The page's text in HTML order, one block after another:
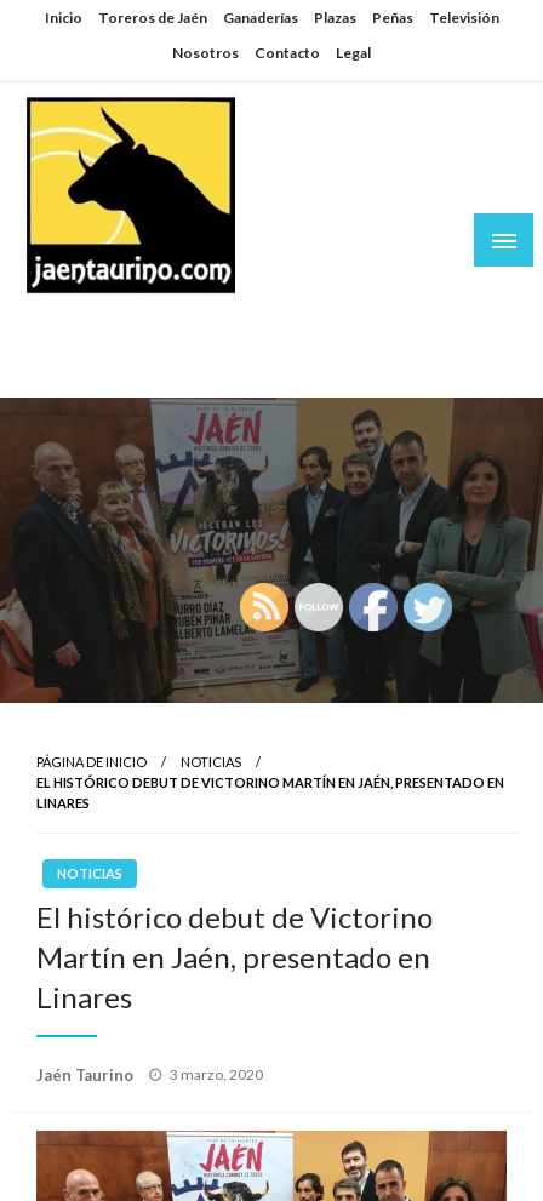
SaltarInicio Toreros de Jaén Ganaderías Plazas Peñas
Televisión
Nosotros
Contacto Legal
PÁGINA DE INICIO
NOTICIAS
EL HISTÓRICO DEBUT DE VICTORINO MARTÍN EN JAÉN, PRESENTADO EN
LINARES
NOTICIAS
El histórico debut de Victorino
Martín en Jaén, presentado en
Linares
Jaén Taurino
Publicado
3 marzo, 2020